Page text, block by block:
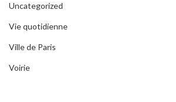
Uncategorized
Vie quotidienne
Ville de Paris
Voirie